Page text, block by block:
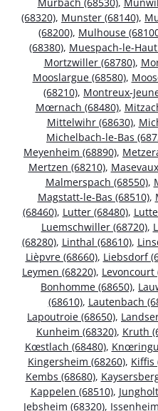
(68320), Munster (68140),
(68200), Mulhouse
(68380), Muespach-le-
Mortzwiller (68780),
Mooslargue (68580),
(68210), Montreux-
Mœrnach (68480),
Mittelwihr (68630),
Michelbach-le-Bas
Meyenheim (68890),
Mertzen (68210),
Malmerspach (68550),
Magstatt-le-Bas (68510),
(68460), Lutter (68480),
Luemschwiller (68720),
(68280), Linthal (68610),
Lièpvre (68660), Liebsdorf
Leymen (68220), Levoncourt
Bonhomme (68650),
(68610), Lautenbach
Lapoutroie (68650),
Kunheim (68320), Kruth
Kœstlach (68480),
Kingersheim (68260), Kiffis
Kembs (68680),
Kappelen (68510),
Jebsheim (68320),